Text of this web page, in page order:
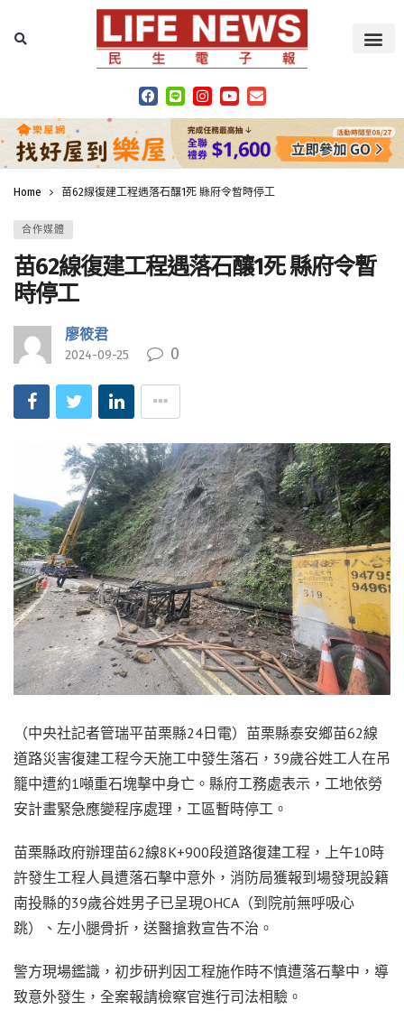
Home 苗62線復建工程遇落石釀1死 縣府令暫時停工
合作媒體
苗62線復建工程遇落石釀1死 縣府令暫
時停工
廖筱君
2024-09-25 0
（中央社記者管瑞平苗栗縣24日電）苗栗縣泰安鄉苗62線
道路災害復建工程今天施工中發生落石，39歲谷姓工人在吊
籠中遭約1噸重石塊擊中身亡。縣府工務處表示，工地依勞
安計畫緊急應變程序處理，工區暫時停工。
苗栗縣政府辦理苗62線8K+900段道路復建工程，上午10時
許發生工程人員遭落石擊中意外，消防局獲報到場發現設籍
南投縣的39歲谷姓男子已呈現OHCA（到院前無呼吸心
跳）、左小腿骨折，送醫搶救宣告不治。
警方現場鑑識，初步研判因工程施作時不慎遭落石擊中，導
致意外發生，全案報請檢察官進行司法相驗。